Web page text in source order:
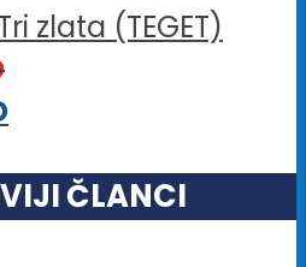
zlata (TEGET)
ČLANCI